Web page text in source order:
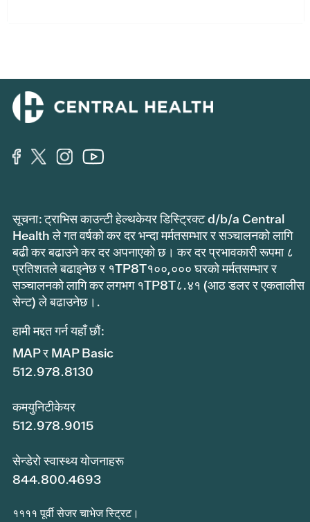
सूचना: ट्राभिस काउन्टी हेल्थकेयर डिस्ट्रिक्ट d/b/a Central
Health ले गत वर्षको कर दर भन्दा मर्मतसम्भार र सञ्चालनको लागि
बढी कर बढाउने कर दर अपनाएको छ। कर दर प्रभावकारी रूपमा ८
प्रतिशतले बढाइनेछ र १TP8T१००,००० घरको मर्मतसम्भार र
सञ्चालनको लागि कर लगभग १TP8T८.४१ (आठ डलर र एकतालीस
सेन्ट) ले बढाउनेछ।.
हामी मद्दत गर्न यहाँ छौं:
MAP र MAP Basic
512.978.8130
कमयुनिटीकेयर
512.978.9015
सेन्डेरो स्वास्थ्य योजनाहरू
844.800.4693
११११ पूर्वी सेजर चाभेज स्ट्रिट।